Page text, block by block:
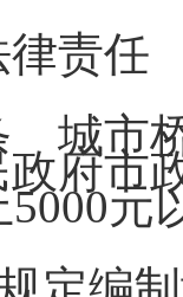
责任
城市
府市
元